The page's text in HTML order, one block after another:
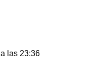
las 23:36